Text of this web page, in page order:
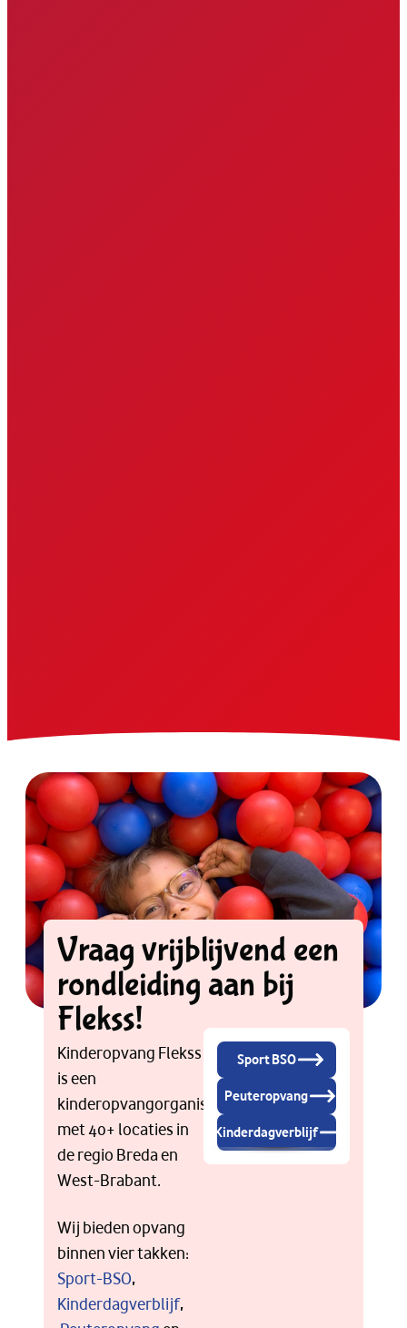
Vraag vrijblijvend een
rondleiding aan bij
Flekss!
Kinderopvang Flekss
is een
kinderopvangorganisatie
met 40+ locaties in
de regio Breda en
West-Brabant.
Wij bieden opvang
binnen vier takken:
Sport-BSO,
Kinderdagverblijf,
Sport BSO
Peuteropvang
Kinderdagverblijf